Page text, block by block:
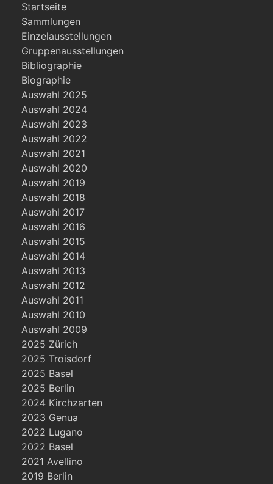
Startseite
Sammlungen
Einzelausstellungen
Gruppenausstellungen
Bibliographie
Biographie
Auswahl 2025
Auswahl 2024
Auswahl 2023
Auswahl 2022
Auswahl 2021
Auswahl 2020
Auswahl 2019
Auswahl 2018
Auswahl 2017
Auswahl 2016
Auswahl 2015
Auswahl 2014
Auswahl 2013
Auswahl 2012
Auswahl 2011
Auswahl 2010
Auswahl 2009
2025 Zürich
2025 Troisdorf
2025 Basel
2025 Berlin
2024 Kirchzarten
2023 Genua
2022 Lugano
2022 Basel
2021 Avellino
2019 Berlin